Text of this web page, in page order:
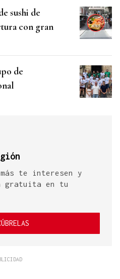
sushi de
con gran
de
te interesen y
gratuita en tu